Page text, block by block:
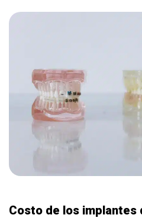
Costo de los implantes